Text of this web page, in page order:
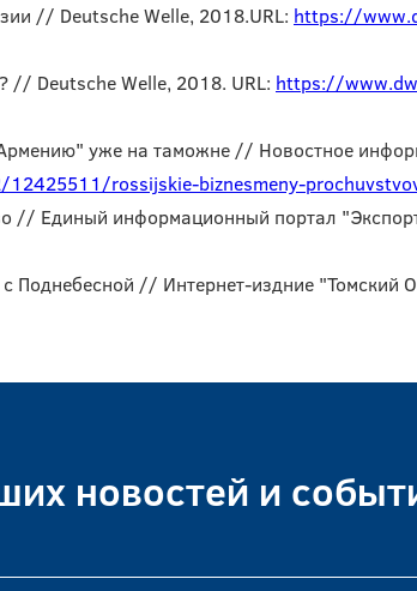
// Deutsche Welle, 2018.URL: https://
// Deutsche Welle, 2018. URL: https://
уже на таможне // Новостное
rossijskie-biznesmeny-
// Единый информационный портал
Поднебесной // Интернет-издние "Томский
новостей и